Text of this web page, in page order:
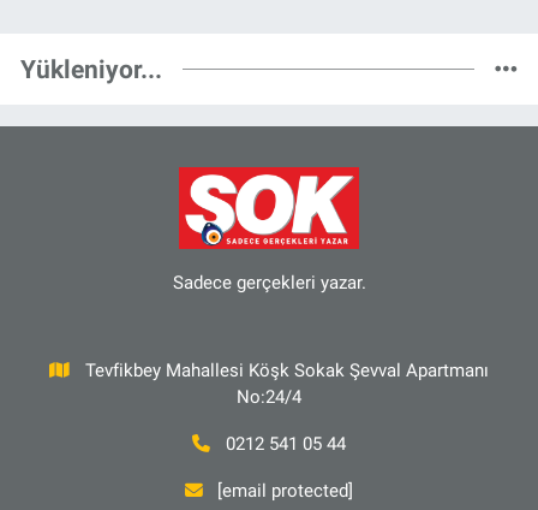
Yükleniyor...
Sadece gerçekleri yazar.
Tevfikbey Mahallesi Köşk Sokak Şevval Apartmanı
No:24/4
0212 541 05 44
[email protected]